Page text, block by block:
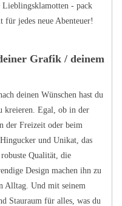
Lieblingsklamotten - pack
für jedes neue Abenteuer!
Grafik / deinem
deinen Wünschen hast du
kreieren. Egal, ob in der
der Freizeit oder beim
und Unikat, das
Qualität, die
Design machen ihn zu
Alltag. Und mit seinem
Stauraum für alles, was du